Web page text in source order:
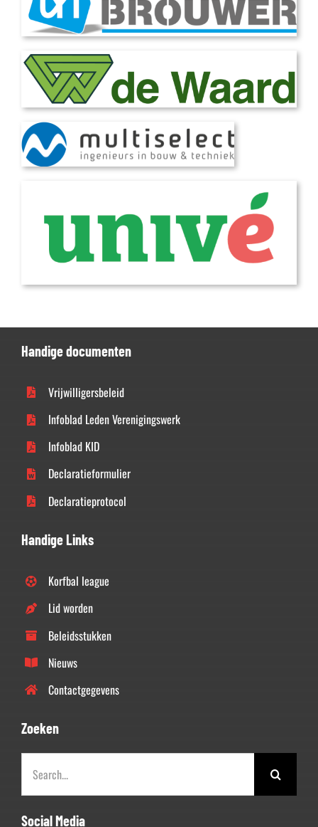
Handige documenten
Vrijwilligersbeleid
Infoblad Leden Verenigingswerk
Infoblad KID
Declaratieformulier
Declaratieprotocol
Handige Links
Korfbal league
Lid worden
Beleidsstukken
Nieuws
Contactgegevens
Zoeken
naar:
Social Media